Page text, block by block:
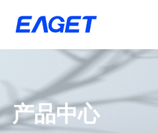
产品中心